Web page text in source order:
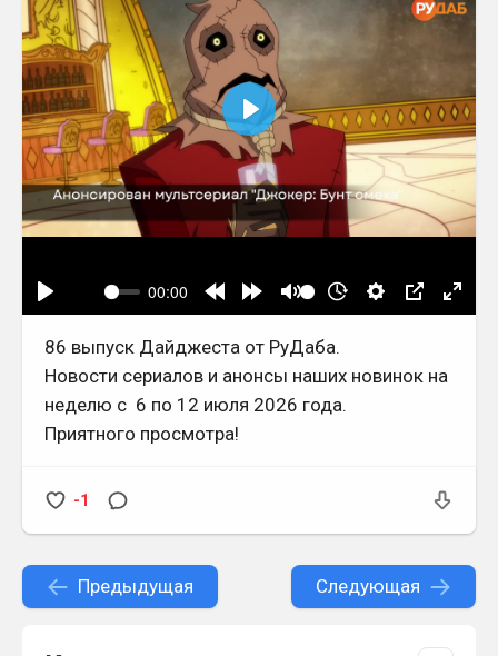
86 выпуск Дайджеста от РуДаба.
Новости сериалов и анонсы наших новинок на
неделю с 6 по 12 июля 2026 года.
Приятного просмотра!
-1
Предыдущая Следующая